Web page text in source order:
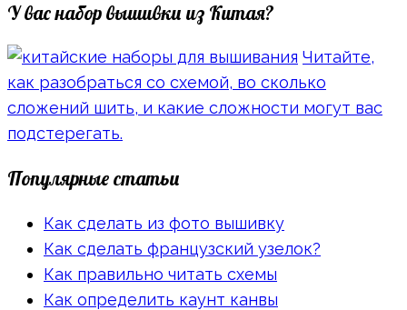
У вас набор вышивки из Китая?
Читайте,
как разобраться со схемой, во сколько
сложений шить, и какие сложности могут вас
подстерегать.
Популярные статьи
Как сделать из фото вышивку
Как сделать французский узелок?
Как правильно читать схемы
Как определить каунт канвы